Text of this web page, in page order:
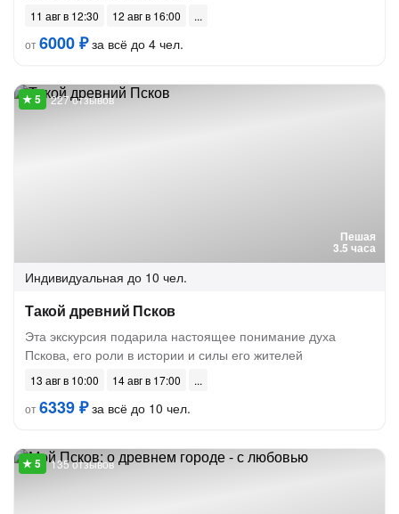
11 авг в 12:30
12 авг в 16:00
от6000 ₽за всё до 4 чел.
Пешая
3.5 часа
227 отзывов
Индивидуальная до 10 чел.
Такой древний Псков
Эта экскурсия подарила настоящее понимание духа
Пскова, его роли в истории и силы его жителей
13 авг в 10:00
14 авг в 17:00
от6339 ₽за всё до 10 чел.
135 отзывов